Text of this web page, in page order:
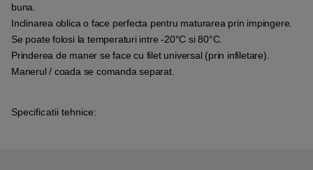
buna.
Inclinarea oblica o face perfecta pentru maturarea prin impingere.
Se poate folosi la temperaturi intre -20°C si 80°C.
Prinderea de maner se face cu filet universal (prin infiletare).
Manerul / coada se comanda separat.
Specificatii tehnice: